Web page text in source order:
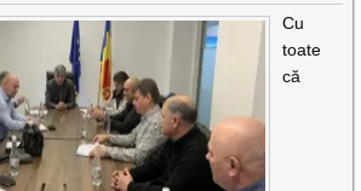
Cu
toate
că